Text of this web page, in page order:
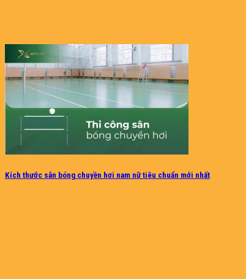
Kích thước sân bóng chuyền hơi nam nữ tiêu chuẩn mới nhất